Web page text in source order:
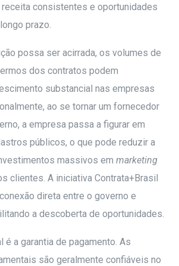
consistentes e oportunidades
prazo.
possa ser acirrada, os volumes de
dos contratos podem
substancial nas empresas
ao se tornar um fornecedor
a empresa passa a figurar em
públicos, o que pode reduzir a
massivos emmarketing
clientes. A iniciativa Contrata+Brasil
direta entre o governo e
a descoberta de oportunidades.
é a garantia de pagamento. As
são geralmente confiáveis no